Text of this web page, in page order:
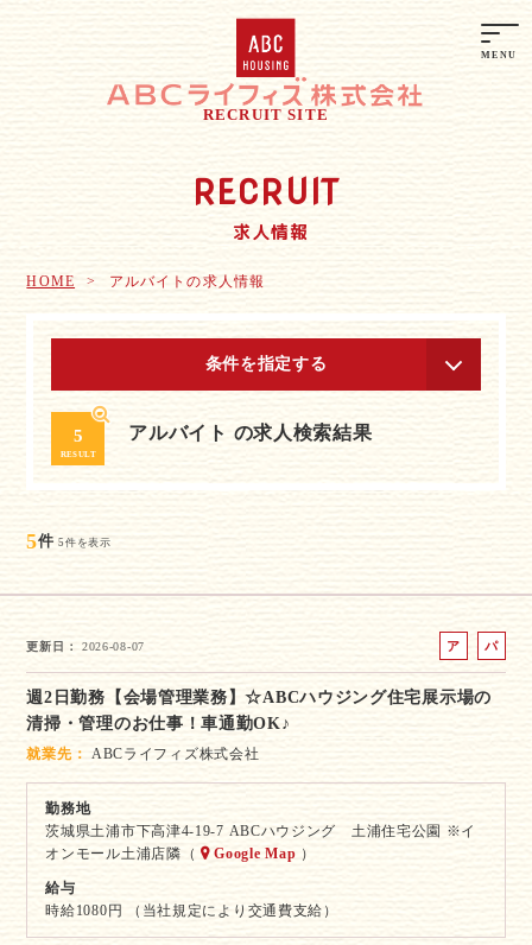
RECRUIT SITE
RECRUIT
求人情報
HOME アルバイトの求人情報
条件を指定する
5
RESULT
アルバイト の求人検索結果
5件 5件を表示
更新日 2026-08-07
ア
ル
バ
パ
ー
ト
週2日勤務【会場管理業務】☆ABCハウジング住宅展示場の
清掃・管理のお仕事！車通勤OK♪
就業先 ABCライフィズ株式会社
勤務地
茨城県土浦市下高津4-19-7 ABCハウジング 土浦住宅公園 ※イ
オンモール土浦店隣（
Google Map ）
給与
時給1080円 （当社規定により交通費支給）